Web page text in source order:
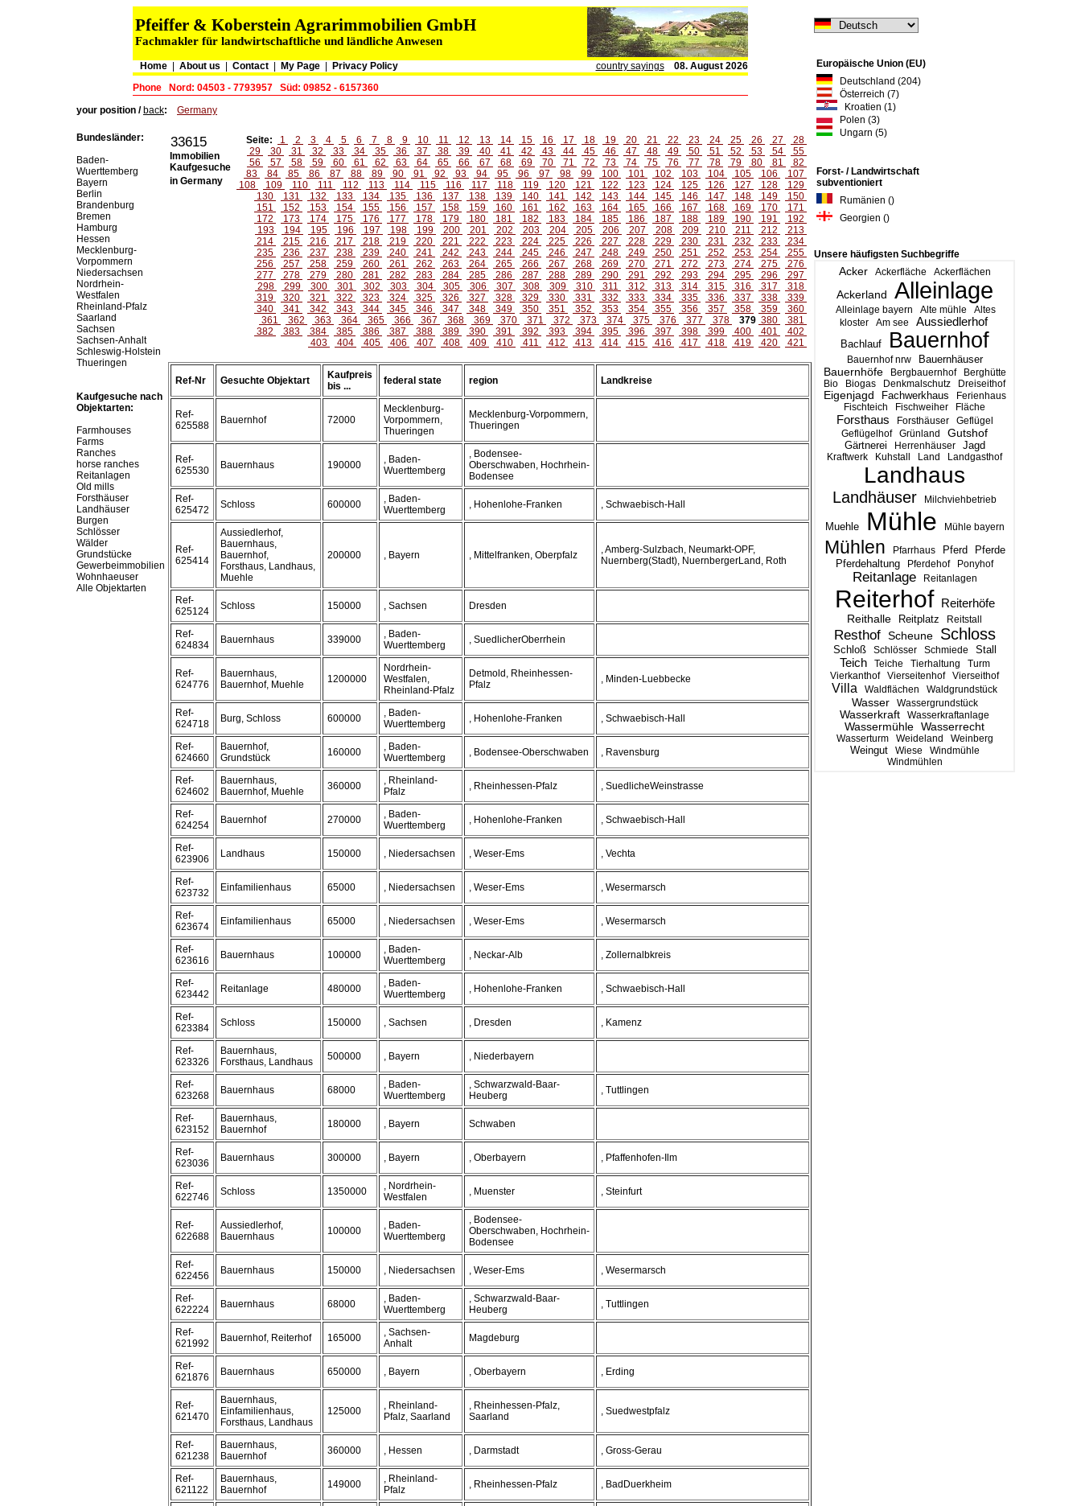
Pfeiffer & Koberstein Agrarimmobilien GmbH
Fachmakler für landwirtschaftliche und ländliche Anwesen
Home| About us Contact| My Page Privacy Policy country sayings
08. August 2026
Phone
Nord: 04503 - 7793957 Süd: 09852 - 6157360
Europäische Union (EU)
Deutschland (204)
Österreich (7)
Kroatien (1)
Polen (3)
Ungarn (5)
Forst- / Landwirtschaft
subventioniert
Rumänien ()
Georgien ()
Unsere häufigsten Suchbegriffe
Acker Ackerfläche Ackerflächen
Ackerland Alleinlage
Alleinlage bayern Alte mühle
Altes
kloster
Am see Aussiedlerhof
Bachlauf Bauernhof
Bauernhof nrw Bauernhäuser
Bauernhöfe Bergbauernhof
Berghütte
Bio
Biogas Denkmalschutz Dreiseithof
Eigenjagd Fachwerkhaus
Ferienhaus
Fischteich
Fischweiher Fläche
Forsthaus Forsthäuser
Geflügel
Geflügelhof
Grünland
Gutshof
Gärtnerei
Herrenhäuser Jagd
Kraftwerk Kuhstall Land Landgasthof
Landhaus
Landhäuser Milchviehbetrieb
Muehle Mühle Mühle bayern
Mühlen Pfarrhaus Pferd Pferde
Pferdehaltung Pferdehof Ponyhof
Reitanlage Reitanlagen
Reiterhof Reiterhöfe
Reithalle Reitplatz Reitstall
Resthof Scheune Schloss
Schloß Schlösser Schmiede Stall
Teich Teiche Tierhaltung
Turm
Vierkanthof
Vierseitenhof Vierseithof
Villa Waldflächen Waldgrundstück
Wasser Wassergrundstück
Wasserkraft Wasserkraftanlage
Wassermühle Wasserrecht
Wasserturm Weideland Weinberg
Weingut Wiese
Windmühle
Windmühlen
your position / back: Germany
Bundesländer:
Baden-
Wuerttemberg
Bayern
Berlin
Brandenburg
Bremen
Hamburg
Hessen
Mecklenburg-
Vorpommern
Niedersachsen
Nordrhein-
Westfalen
Rheinland-Pfalz
Saarland
Sachsen
Sachsen-Anhalt
Schleswig-Holstein
Thueringen
Kaufgesuche nach
Objektarten:
Farmhouses
Farms
Ranches
horse ranches
Reitanlagen
Old mills
Forsthäuser
Landhäuser
Burgen
Schlösser
Wälder
Grundstücke
Gewerbeimmobilien
Wohnhaeuser
Alle Objektarten
33615
Immobilien
Kaufgesuche
in Germany
Seite: 1 2 3 4 5 6 7 8 9 10 11 12 13 14 15 16 17 18 19 20 21 22 23 24 25 26 27
28
29
30 31 32 33 34 35 36 37 38 39 40 41 42 43 44 45 46 47 48 49 50 51 52 53 54
55
56
57 58 59 60 61 62 63 64 65 66 67 68 69 70 71 72 73 74 75 76 77 78 79 80 81
82
83
84 85 86 87 88 89 90 91 92 93 94 95 96 97 98 99 100 101 102 103 104 105 106
107
108
109 110 111 112 113 114 115 116 117 118 119 120 121 122 123 124 125 126 127 128
129
130
131 132 133 134 135 136 137 138 139 140 141 142 143 144 145 146 147 148 149
150
151
152 153 154 155 156 157 158 159 160 161 162 163 164 165 166 167 168 169 170
171
172
173 174 175 176 177 178 179 180 181 182 183 184 185 186 187 188 189 190 191
192
193
194 195 196 197 198 199 200 201 202 203 204 205 206 207 208 209 210 211 212
213
214
215 216 217 218 219 220 221 222 223 224 225 226 227 228 229 230 231 232 233
234
235
236 237 238 239 240 241 242 243 244 245 246 247 248 249 250 251 252 253 254
255
256
257 258 259 260 261 262 263 264 265 266 267 268 269 270 271 272 273 274 275
276
277
278 279 280 281 282 283 284 285 286 287 288 289 290 291 292 293 294 295 296
297
298
299 300 301 302 303 304 305 306 307 308 309 310 311 312 313 314 315 316 317
318
319
320 321 322 323 324 325 326 327 328 329 330 331 332 333 334 335 336 337 338
339
340
341 342 343 344 345 346 347 348 349 350 351 352 353 354 355 356 357 358 359
360
361
362 363 364 365 366 367 368 369 370 371 372 373 374 375 376 377 378 379 380
381
382
383 384 385 386 387 388 389 390 391 392 393 394 395 396 397 398 399 400 401
402
403
404 405 406 407 408 409 410 411 412 413 414 415 416 417 418 419 420 421
Ref-Nr Gesuchte Objektart
Kaufpreis
bis ...
federal state region Landkreise
Ref-
625588
Bauernhof 72000
Mecklenburg-
Vorpommern,
Thueringen
Mecklenburg-Vorpommern,
Thueringen
Ref-
625530
Bauernhaus 190000
, Baden-
Wuerttemberg
, Bodensee-
Oberschwaben, Hochrhein-
Bodensee
Ref-
625472
Schloss 600000
, Baden-
Wuerttemberg
, Hohenlohe-Franken , Schwaebisch-Hall
Ref-
625414
Aussiedlerhof,
Bauernhaus,
Bauernhof,
Forsthaus, Landhaus,
Muehle
200000 , Bayern , Mittelfranken, Oberpfalz
, Amberg-Sulzbach, Neumarkt-OPF,
Nuernberg(Stadt), NuernbergerLand, Roth
Ref-
625124
Schloss 150000 , Sachsen Dresden
Ref-
624834
Bauernhaus 339000
, Baden-
Wuerttemberg
, SuedlicherOberrhein
Ref-
624776
Bauernhaus,
Bauernhof, Muehle
1200000
Nordrhein-
Westfalen,
Rheinland-Pfalz
Detmold, Rheinhessen-
Pfalz
, Minden-Luebbecke
Ref-
624718
Burg, Schloss 600000
, Baden-
Wuerttemberg
, Hohenlohe-Franken , Schwaebisch-Hall
Ref-
624660
Bauernhof,
Grundstück
160000
, Baden-
Wuerttemberg
, Bodensee-Oberschwaben , Ravensburg
Ref-
624602
Bauernhaus,
Bauernhof, Muehle
360000
, Rheinland-
Pfalz
, Rheinhessen-Pfalz , SuedlicheWeinstrasse
Ref-
624254
Bauernhof 270000
, Baden-
Wuerttemberg
, Hohenlohe-Franken , Schwaebisch-Hall
Ref-
623906
Landhaus 150000 , Niedersachsen , Weser-Ems , Vechta
Ref-
623732
Einfamilienhaus 65000 , Niedersachsen , Weser-Ems , Wesermarsch
Ref-
623674
Einfamilienhaus 65000 , Niedersachsen , Weser-Ems , Wesermarsch
Ref-
623616
Bauernhaus 100000
, Baden-
Wuerttemberg
, Neckar-Alb , Zollernalbkreis
Ref-
623442
Reitanlage 480000
, Baden-
Wuerttemberg
, Hohenlohe-Franken , Schwaebisch-Hall
Ref-
623384
Schloss 150000 , Sachsen , Dresden , Kamenz
Ref-
623326
Bauernhaus,
Forsthaus, Landhaus
500000 , Bayern , Niederbayern
Ref-
623268
Bauernhaus 68000
, Baden-
Wuerttemberg
, Schwarzwald-Baar-
Heuberg
, Tuttlingen
Ref-
623152
Bauernhaus,
Bauernhof
180000 , Bayern Schwaben
Ref-
623036
Bauernhaus 300000 , Bayern , Oberbayern , Pfaffenhofen-Ilm
Ref-
622746
Schloss 1350000
, Nordrhein-
Westfalen
, Muenster , Steinfurt
Ref-
622688
Aussiedlerhof,
Bauernhaus
100000
, Baden-
Wuerttemberg
, Bodensee-
Oberschwaben, Hochrhein-
Bodensee
Ref-
622456
Bauernhaus 150000 , Niedersachsen , Weser-Ems , Wesermarsch
Ref-
622224
Bauernhaus 68000
, Baden-
Wuerttemberg
, Schwarzwald-Baar-
Heuberg
, Tuttlingen
Ref-
621992
Bauernhof, Reiterhof 165000
, Sachsen-
Anhalt
Magdeburg
Ref-
621876
Bauernhaus 650000 , Bayern , Oberbayern , Erding
Ref-
621470
Bauernhaus,
Einfamilienhaus,
Forsthaus, Landhaus
125000
, Rheinland-
Pfalz, Saarland
, Rheinhessen-Pfalz,
Saarland
, Suedwestpfalz
Ref-
621238
Bauernhaus,
Bauernhof
360000 , Hessen , Darmstadt , Gross-Gerau
Ref-
621122
Bauernhaus,
Bauernhof
149000
, Rheinland-
Pfalz
, Rheinhessen-Pfalz , BadDuerkheim